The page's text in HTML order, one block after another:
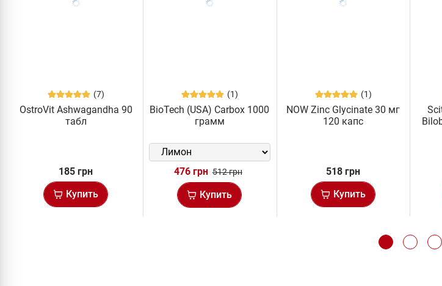
(7)
OstroVit Ashwagandha 90
табл
185 грн
Купить
(1)
BioTech (USA) Carbox 1000
грамм
476 грн 512 грн
Купить
(1)
NOW Zinc Glycinate 30 мг
120 капс
518 грн
Купить